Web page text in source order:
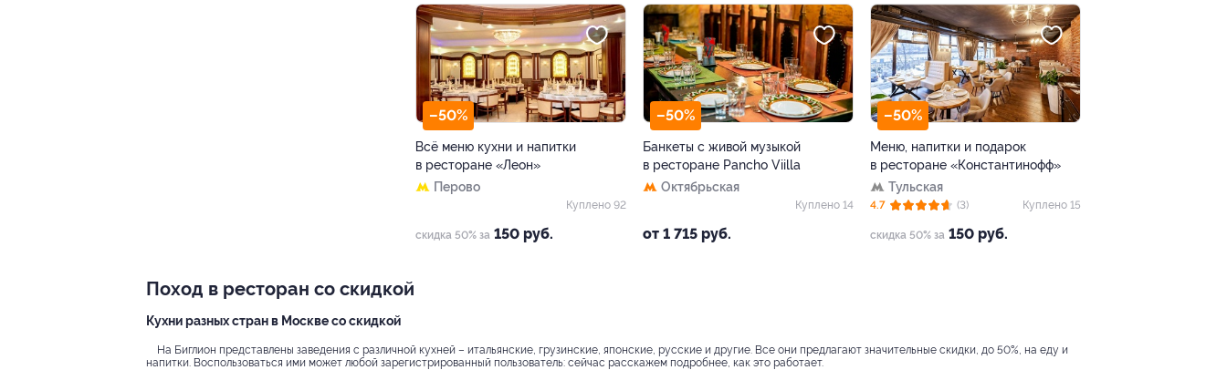
–50%
Всё меню кухни и напитки
в ресторане «Леон»
Перово
скидка 50% за 150 руб.
Куплено 92
–50%
Банкеты с живой музыкой
в ресторане Pancho Viilla
Октябрьская
от 1 715 руб.
Куплено 14
–50%
Меню, напитки и подарок
в ресторане «Константинофф»
Тульская
скидка 50% за 150 руб.
4.7 (3) Куплено 15
Поход в ресторан со скидкой
Кухни разных стран в Москве со скидкой
На Биглион представлены заведения с различной кухней – итальянские, грузинские, японские, русские и другие. Все они предлагают значительные скидки, до 50%, на еду и
напитки. Воспользоваться ими может любой зарегистрированный пользователь: сейчас расскажем подробнее, как это работает.